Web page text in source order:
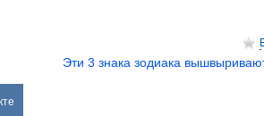
Эти 3 знака зодиака